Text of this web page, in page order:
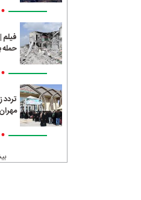
فیلم
حمله
تردد